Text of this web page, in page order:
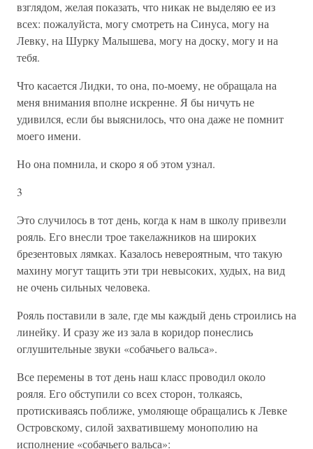
взглядом, желая показать, что никак не выделяю ее из
всех: пожалуйста, могу смотреть на Синуса, могу на
Левку, на Шурку Малышева, могу на доску, могу и на
тебя.
Что касается Лидки, то она, по-моему, не обращала на
меня внимания вполне искренне. Я бы ничуть не
удивился, если бы выяснилось, что она даже не помнит
моего имени.
Но она помнила, и скоро я об этом узнал.
3
Это случилось в тот день, когда к нам в школу привезли
рояль. Его внесли трое такелажников на широких
брезентовых лямках. Казалось невероятным, что такую
махину могут тащить эти три невысоких, худых, на вид
не очень сильных человека.
Рояль поставили в зале, где мы каждый день строились на
линейку. И сразу же из зала в коридор понеслись
оглушительные звуки «собачьего вальса».
Все перемены в тот день наш класс проводил около
рояля. Его обступили со всех сторон, толкаясь,
протискиваясь поближе, умоляюще обращались к Левке
Островскому, силой захватившему монополию на
исполнение «собачьего вальса»: